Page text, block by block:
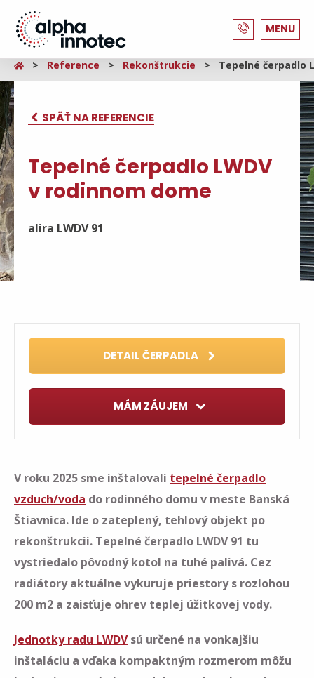
MENU
Reference Rekonštrukcie Tepelné čerpadlo
SPÄŤ NA REFERENCIE
Tepelné čerpadlo LWDV
v rodinnom dome
alira LWDV 91
V roku 2025 sme inštalovali tepelné čerpadlo
vzduch/voda do rodinného domu v meste Banská
Štiavnica. Ide o zateplený, tehlový objekt po
rekonštrukcii. Tepelné čerpadlo LWDV 91 tu
vystriedalo pôvodný kotol na tuhé palivá. Cez
radiátory aktuálne vykuruje priestory s rozlohou
200 m2 a zaisťuje ohrev teplej úžitkovej vody.
Jednotky radu LWDVsú určené na vonkajšiu
inštaláciu a vďaka kompaktným rozmerom môžu
DETAIL ČERPADLA
MÁM ZÁUJEM